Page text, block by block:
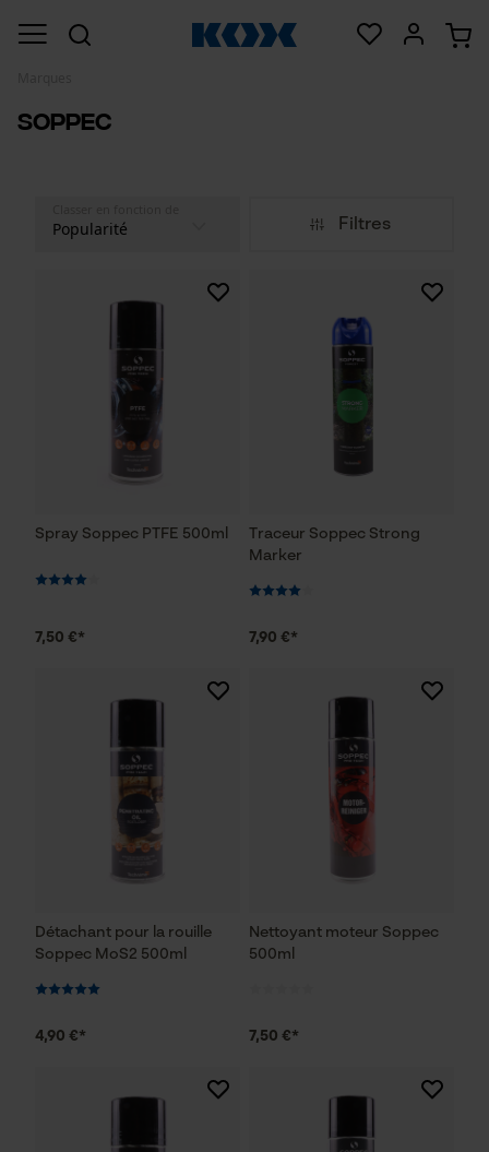
Soppec
Filtres
Spray Soppec PTFE 500ml
7,50 €*
Traceur Soppec Strong
Marker
7,90 €*
Détachant pour la rouille
Soppec MoS2 500ml
4,90 €*
Nettoyant moteur Soppec
500ml
7,50 €*